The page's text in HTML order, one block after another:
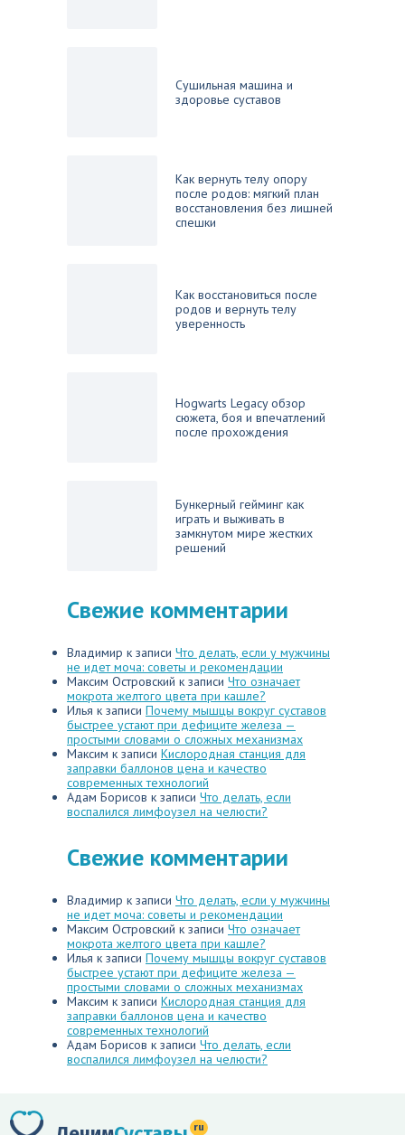
Сушильная машина и
здоровье суставов
Как вернуть телу опору
после родов: мягкий план
восстановления без лишней
спешки
Как восстановиться после
родов и вернуть телу
уверенность
Hogwarts Legacy обзор
сюжета, боя и впечатлений
после прохождения
Бункерный гейминг как
играть и выживать в
замкнутом мире жестких
решений
Свежие комментарии
Владимир к записи Что делать, если у мужчины
не идет моча: советы и рекомендации
Максим Островский к записи Что означает
мокрота желтого цвета при кашле?
Илья к записи Почему мышцы вокруг суставов
быстрее устают при дефиците железа —
простыми словами о сложных механизмах
Максим к записи Кислородная станция для
заправки баллонов цена и качество
современных технологий
Адам Борисов к записи Что делать, если
воспалился лимфоузел на челюсти?
Свежие комментарии
Владимир к записи Что делать, если у мужчины
не идет моча: советы и рекомендации
Максим Островский к записи Что означает
мокрота желтого цвета при кашле?
Илья к записи Почему мышцы вокруг суставов
быстрее устают при дефиците железа —
простыми словами о сложных механизмах
Максим к записи Кислородная станция для
заправки баллонов цена и качество
современных технологий
Адам Борисов к записи Что делать, если
воспалился лимфоузел на челюсти?
ru